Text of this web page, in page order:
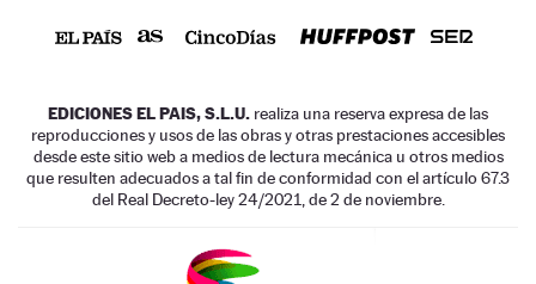
EDICIONES EL PAIS, S.L.U. realiza una reserva expresa de las
reproducciones y usos de las obras y otras prestaciones accesibles
desde este sitio web a medios de lectura mecánica u otros medios
que resulten adecuados a tal fin de conformidad con el artículo 67.3
del Real Decreto-ley 24/2021, de 2 de noviembre.